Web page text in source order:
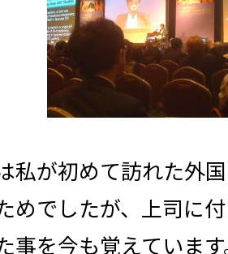
私が初めて訪れた外
めでしたが、上司に
事を今も覚えていま